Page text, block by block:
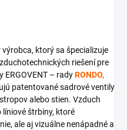
ktorý sa špecializuje
riešení pre
ERGOVENT – radyRONDO,
patentované sadrové ventily
alebo stien. Vzduch
líniové štrbiny, ktoré
ale aj vizuálne nenápadné a